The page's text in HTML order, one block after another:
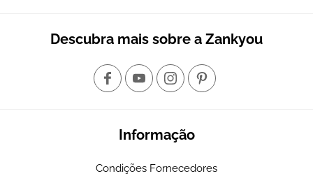
Descubra mais sobre a Zankyou
Informação
Condições Fornecedores